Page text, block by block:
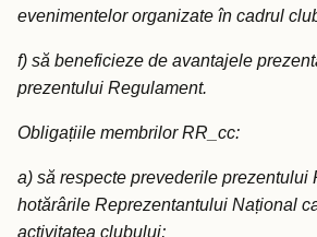
evenimentelor organizate în cadrul
f) să beneficieze de avantajele
prezentului Regulament.
Obligațiile membrilor RR_cc:
a) să respecte prevederile prezentului
hotărârile Reprezentantului Național
activitatea clubului;